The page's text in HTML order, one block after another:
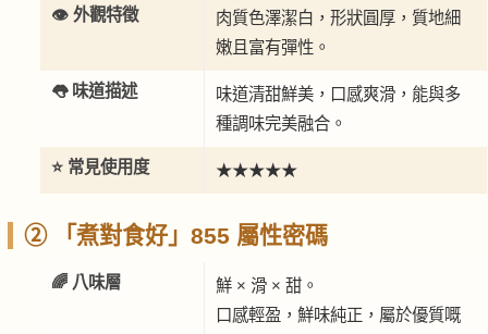
👁️ 外觀特徵
肉質色澤潔白，形狀圓厚，質地細
嫩且富有彈性。
👅 味道描述
味道清甜鮮美，口感爽滑，能與多
種調味完美融合。
⭐ 常見使用度 ★★★★★
② 「煮對食好」855 屬性密碼
🌈 八味層
鮮 × 滑 × 甜。
口感輕盈，鮮味純正，屬於優質嘅